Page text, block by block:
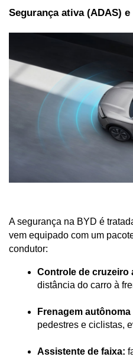
Segurança ativa (ADAS)
A segurança na BYD é
vem equipado com um
condutor:
Controle de cruzeiro
distância do carro à
Frenagem
pedestres e ciclistas,
Assistente de faixa: